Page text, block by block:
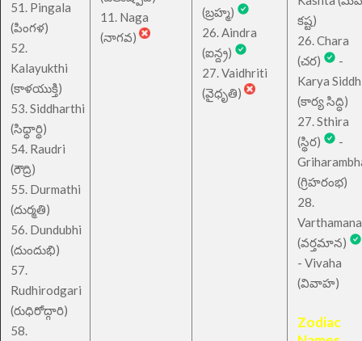
51. Pingala
(పింగళ)
52.
Kalayukthi
(కాళయుక్తి)
53. Siddharthi
(సిధ్ధార్థి)
54. Raudri
(రౌద్రి)
55. Durmathi
(దుర్మతి)
56. Dundubhi
(దుందుభి)
57.
Rudhirodgari
(రుధిరోద్గారి)
58.
11. Naga
(నాగవ)
(బ్రహ్మ)
26. Aindra
(ఐన్ద్ర)
27. Vaidhriti
(వైధృతి)
కష్ట)
26. Chara
(చర)
-
Karya
(కార్య సిద్ధి)
27. Sthira
(స్థిర)
-
(గ్రిహరంభ)
28.
Varthamana
(వర్తమాన)
- Vivaha
(వివాహ)
Zodiac